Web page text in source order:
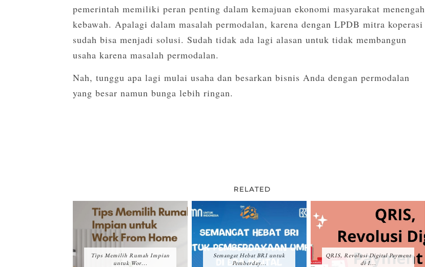
pemerintah memiliki peran penting dalam kemajuan ekonomi masyarakat menengah
kebawah. Apalagi dalam masalah permodalan, karena dengan LPDB mitra koperasi
sudah bisa menjadi solusi. Sudah tidak ada lagi alasan untuk tidak membangun
usaha karena masalah permodalan.
Nah, tunggu apa lagi mulai usaha dan besarkan bisnis Anda dengan permodalan
yang besar namun bunga lebih ringan.
RELATED
Tips Memilih Rumah Impian
untuk Wor...
Semangat Hebat BRI untuk
Pemberday...
QRIS, Revolusi Digital Payment
di I...